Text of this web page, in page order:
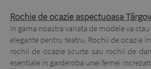
Rochie de ocazie aspectuoasa
In gama noastra variata de modele va
elegante pentru teatru. Rochii de ocazie
rochii de ocazie scurte sau rochii de
esentiale in garderoba unei femei